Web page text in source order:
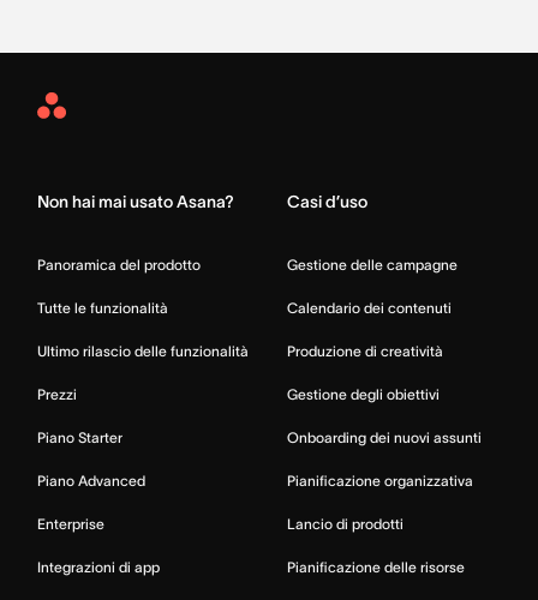
Asana
Non hai mai usato Asana?
Panoramica del prodotto
Tutte le funzionalità
Ultimo rilascio delle funzionalità
Prezzi
Piano Starter
Piano Advanced
Enterprise
Integrazioni di app
Casi d’uso
Gestione delle campagne
Calendario dei contenuti
Produzione di creatività
Gestione degli obiettivi
Onboarding dei nuovi assunti
Pianificazione organizzativa
Lancio di prodotti
Pianificazione delle risorse